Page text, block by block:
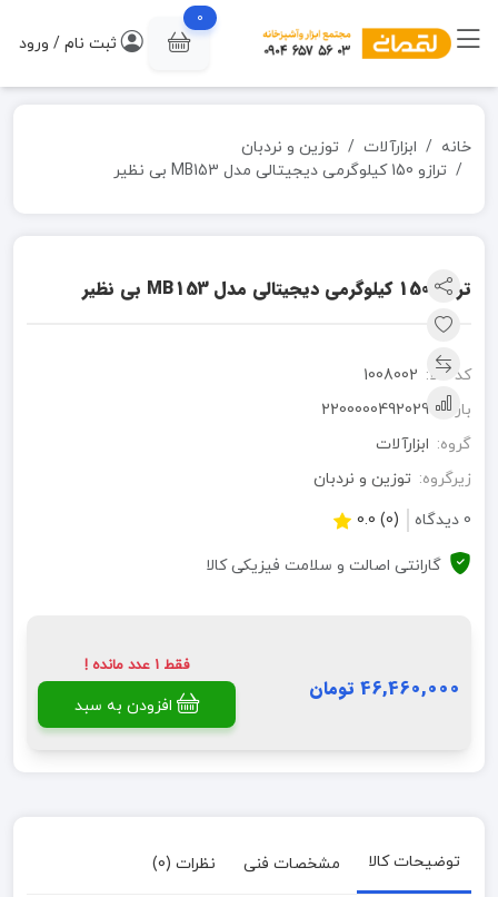
0
ثبت نام / ورود
خانه ابزارآلات
توزین و نردبان
ترازو 150 کیلوگرمی دیجیتالی مدل MB153 بی نظیر
ترازو 150 کیلوگرمی دیجیتالی مدل MB153 بی نظیر
کد کالا: 1008002
بارکد: 2200000492029
گروه: ابزارآلات
زیرگروه: توزین و نردبان
0 دیدگاه
(0) 0.0
گارانتی اصالت و سلامت فیزیکی کالا
46,460,000 تومان
فقط 1 عدد مانده !
افزودن به سبد
توضیحات کالا مشخصات فنی نظرات (0)